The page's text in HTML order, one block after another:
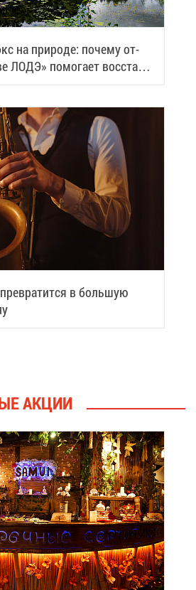
на при­ро­де: по­че­му от­
ЛОДЭ» по­мо­га­ет вос­ста­но­
в боль­шую
АК­ЦИИ